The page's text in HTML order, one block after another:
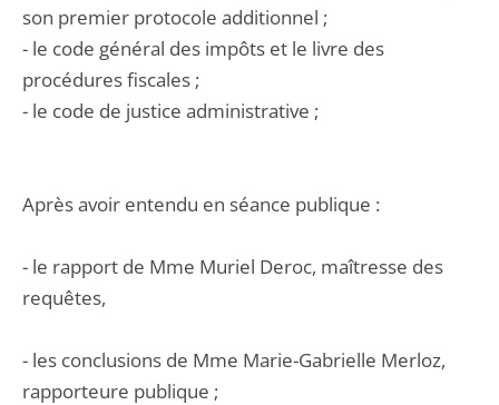
son premier protocole additionnel ;
- le code général des impôts et le livre des
procédures fiscales ;
- le code de justice administrative ;
Après avoir entendu en séance publique :
- le rapport de Mme Muriel Deroc, maîtresse des
requêtes,
- les conclusions de Mme Marie-Gabrielle Merloz,
rapporteure publique ;